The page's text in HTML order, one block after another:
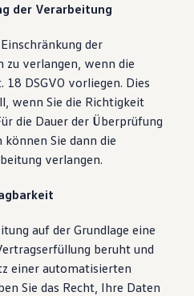
der Verarbeitung
der
zu verlangen, wenn die
18 DSGVO vorliegen. Dies
wenn Sie die Richtigkeit
die Dauer der Überprüfung
Sie dann die
verlangen.
auf der Grundlage eine
beruht und
einer automatisierten
Sie das Recht, Ihre Daten